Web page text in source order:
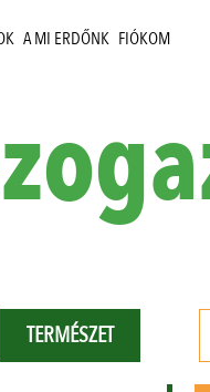
A MI ERDŐNK FIÓKOM
TERMÉSZET